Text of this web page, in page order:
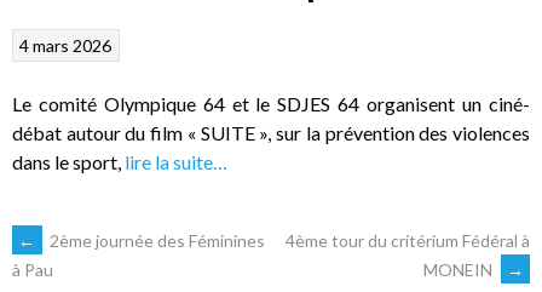
4 mars 2026
Le comité Olympique 64 et le SDJES 64 organisent un ciné-
débat autour du film « SUITE », sur la prévention des violences
dans le sport, lire la suite…
NAVIGATION
←
2ème journée des Féminines
à Pau
4ème tour du critérium Fédéral à
MONEIN
→